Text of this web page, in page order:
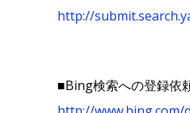
http://
■Bing検索への登録依